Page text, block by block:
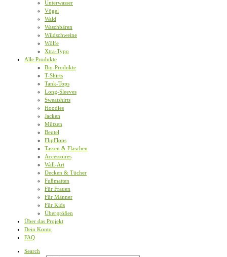
Unterwasser
Vögel
Wald
Waschbären
Wildschweine
Wölfe
Xtra-Typo
Alle Produkte
Bio-Produkte
T-Shirts
Tank-Tops
Long-Sleeves
Sweatshirts
Hoodies
Jacken
Mützen
Beutel
FlipFlops
Tassen & Flaschen
Accessoires
Wall-Art
Decken & Tücher
Fußmatten
Für Frauen
Für Männer
Für Kids
Übergrößen
Über das Projekt
Dein Konto
FAQ
Search